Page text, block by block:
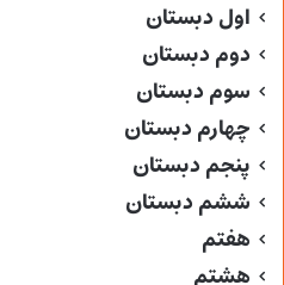
اول دبستان
دوم دبستان
سوم دبستان
چهارم دبستان
پنجم دبستان
ششم دبستان
هفتم
هشتم